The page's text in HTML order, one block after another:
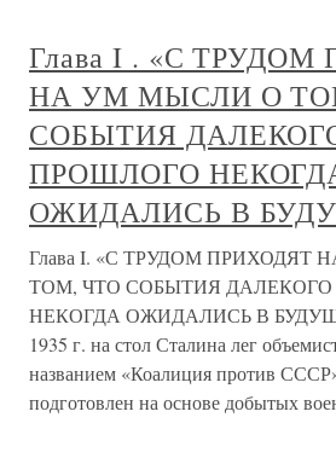
Глава I . «С
НА УМ МЫСЛИ О
СОБЫТИЯ
ПРОШЛОГО
ОЖИДАЛИСЬ В
Глава I. «С ТРУДОМ
ТОМ, ЧТО СОБЫТИЯ
НЕКОГДА ОЖИДАЛИСЬ В
1935 г. на стол Сталина лег
названием «Коалиция против
подготовлен на основе добытых